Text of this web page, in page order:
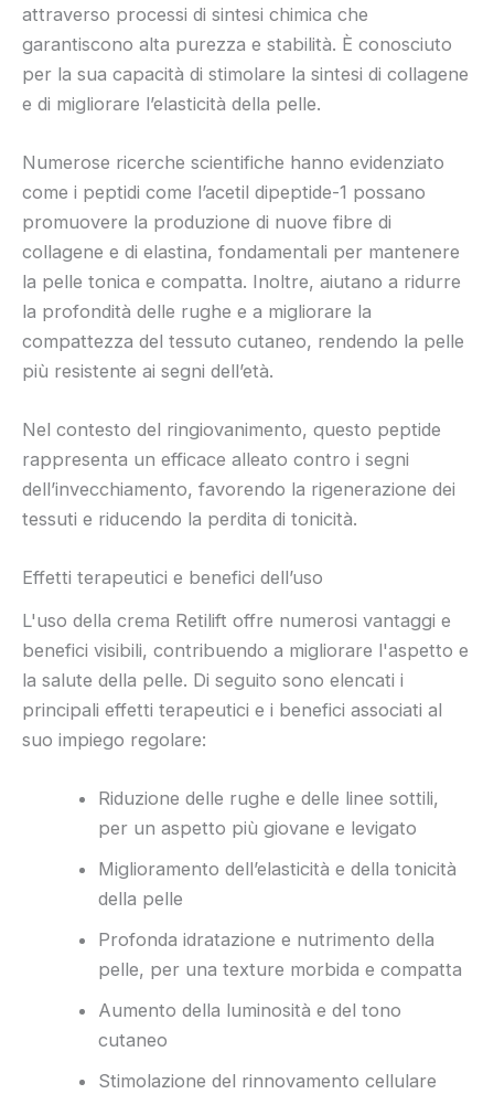
attraverso processi di sintesi chimica che
garantiscono alta purezza e stabilità. È conosciuto
per la sua capacità di stimolare la sintesi di collagene
e di migliorare l’elasticità della pelle.
Numerose ricerche scientifiche hanno evidenziato
come i peptidi come l’acetil dipeptide-1 possano
promuovere la produzione di nuove fibre di
collagene e di elastina, fondamentali per mantenere
la pelle tonica e compatta. Inoltre, aiutano a ridurre
la profondità delle rughe e a migliorare la
compattezza del tessuto cutaneo, rendendo la pelle
più resistente ai segni dell’età.
Nel contesto del ringiovanimento, questo peptide
rappresenta un efficace alleato contro i segni
dell’invecchiamento, favorendo la rigenerazione dei
tessuti e riducendo la perdita di tonicità.
Effetti terapeutici e benefici dell’uso
L'uso della crema Retilift offre numerosi vantaggi e
benefici visibili, contribuendo a migliorare l'aspetto e
la salute della pelle. Di seguito sono elencati i
principali effetti terapeutici e i benefici associati al
suo impiego regolare:
Riduzione delle rughe e delle linee sottili,
per un aspetto più giovane e levigato
Miglioramento dell’elasticità e della tonicità
della pelle
Profonda idratazione e nutrimento della
pelle, per una texture morbida e compatta
Aumento della luminosità e del tono
cutaneo
Stimolazione del rinnovamento cellulare